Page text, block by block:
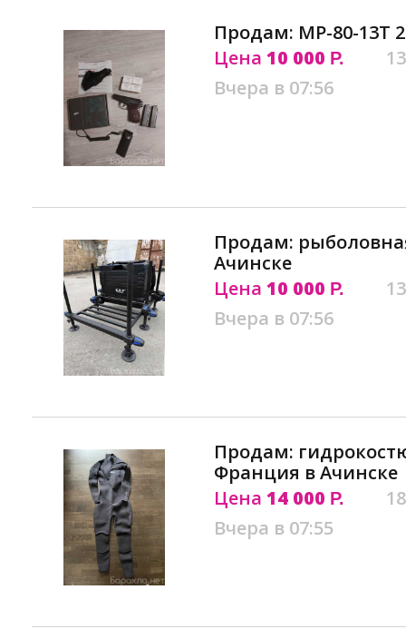
Продам: МР-80-13Т
Цена 10 000 Р.
Вчера в 07:56
Продам:
Ачинске
Цена 10 000 Р.
Вчера в 07:56
Продам:
Франция в Ачинске
Цена 14 000 Р.
Вчера в 07:55